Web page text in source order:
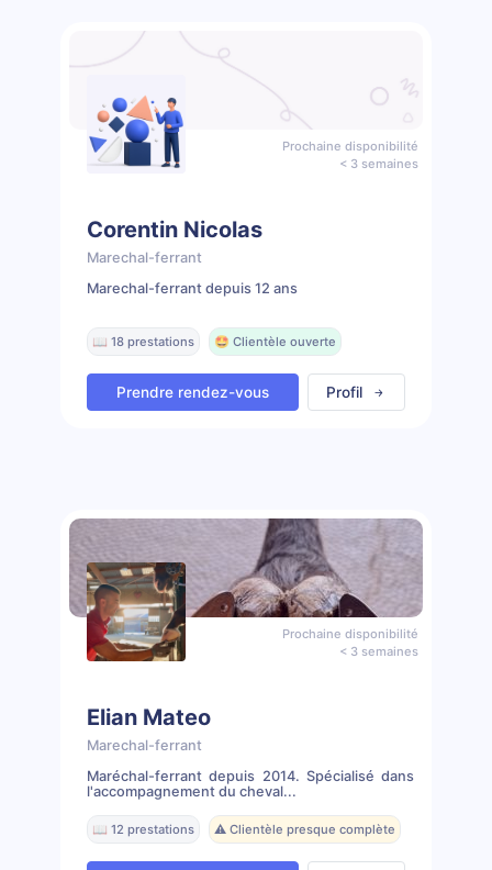
Prochaine disponibilité
< 3 semaines
Corentin Nicolas
Marechal-ferrant
Marechal-ferrant depuis 12 ans
📖 18 prestations 🤩 Clientèle ouverte
Prendre rendez-vous Profil
Prochaine disponibilité
< 3 semaines
Elian Mateo
Marechal-ferrant
Maréchal-ferrant depuis 2014. Spécialisé dans
l'accompagnement du cheval...
📖 12 prestations ⚠️ Clientèle presque complète